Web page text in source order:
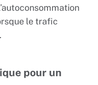
le trafic
pour un